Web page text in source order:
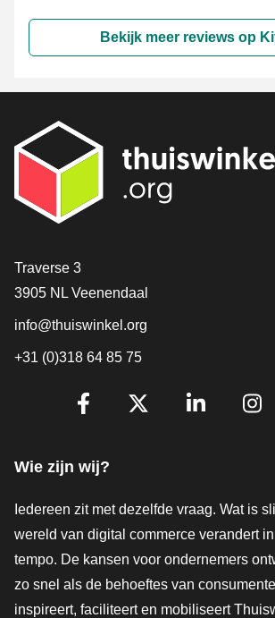
Bekijk meer reviews op
Contact
Traverse 3
3905 NL Veenendaal
info@thuiswinkel.org
+31 (0)318 64 85 75
Volg je ons al?
Wie zijn wij?
Iedereen zit met dezelfde vraag. Wat is
wereld van digital commerce verandert
tempo. De kansen voor ondernemers
zo snel als de behoeftes van
inspireert, faciliteert en mobiliseert